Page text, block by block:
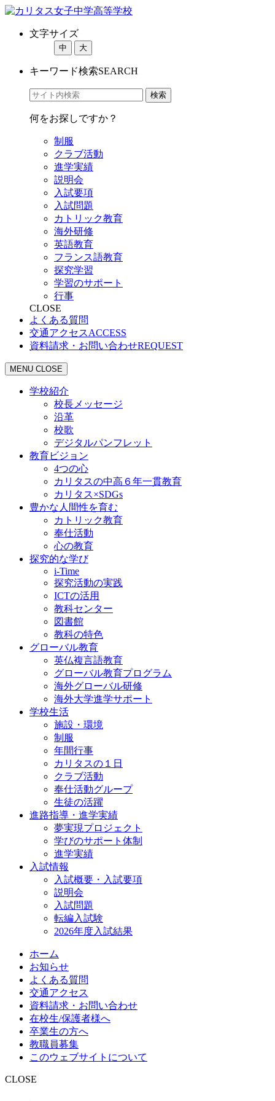
文字サイズ
中 大
キーワード検索SEARCH
何をお探しですか？
制服
クラブ活動
進学実績
説明会
入試要項
入試問題
カトリック教育
海外研修
英語教育
フランス語教育
探究学習
学習のサポート
行事
CLOSE
よくある質問
交通アクセスACCESS
資料請求・お問い合わせREQUEST
MENU CLOSE
学校紹介
校長メッセージ
沿革
校歌
デジタルパンフレット
教育ビジョン
4つの心
カリタスの中高６年一貫教育
カリタス×SDGs
豊かな人間性を育む
カトリック教育
奉仕活動
心の教育
探究的な学び
i-Time
探究活動の実践
ICTの活用
教科センター
図書館
教科の特色
グローバル教育
英仏複言語教育
グローバル教育プログラム
海外グローバル研修
海外大学進学サポート
学校生活
施設・環境
制服
年間行事
カリタスの１日
クラブ活動
奉仕活動グループ
生徒の活躍
進路指導・進学実績
夢実現プロジェクト
学びのサポート体制
進学実績
入試情報
入試概要・入試要項
説明会
入試問題
転編入試験
2026年度入試結果
ホーム
お知らせ
よくある質問
交通アクセス
資料請求・お問い合わせ
在校生/保護者様へ
卒業生の方へ
教職員募集
このウェブサイトについて
CLOSE